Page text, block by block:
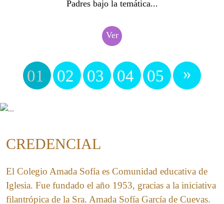
Padres bajo la temática...
Ver
01 02 03 04 05 »
CREDENCIAL
El Colegio Amada Sofía es Comunidad educativa de
Iglesia. Fue fundado el año 1953, gracias a la iniciativa
filantrópica de la Sra. Amada Sofía García de Cuevas.